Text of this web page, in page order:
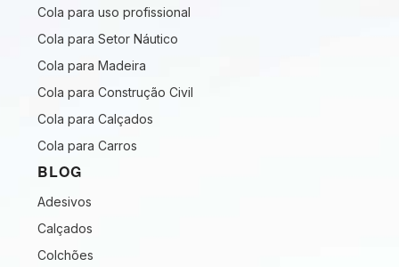
Cola para uso profissional
Cola para Setor Náutico
Cola para Madeira
Cola para Construção Civil
Cola para Calçados
Cola para Carros
BLOG
Adesivos
Calçados
Colchões